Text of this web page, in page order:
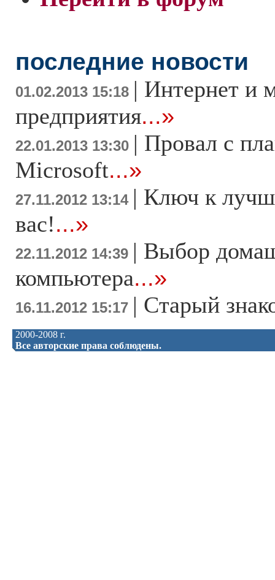
последние новости
01.02.2013 15:18 | Интернет и
предприятия...»
22.01.2013 13:30 | Провал с
Microsoft...»
27.11.2012 13:14 | Ключ к
вас!...»
22.11.2012 14:39 | Выбор
компьютера...»
16.11.2012 15:17 | Старый
2000-2008 г.
Все авторские права соблюдены.